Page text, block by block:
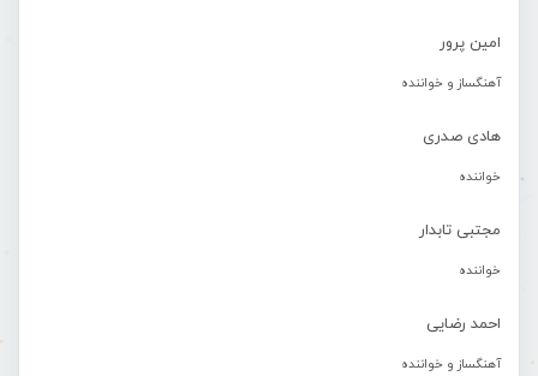
امین پرور
آهنگساز و خواننده
هادی صدری
خواننده
مجتبی تابدار
خواننده
احمد رضایی
آهنگساز و خواننده